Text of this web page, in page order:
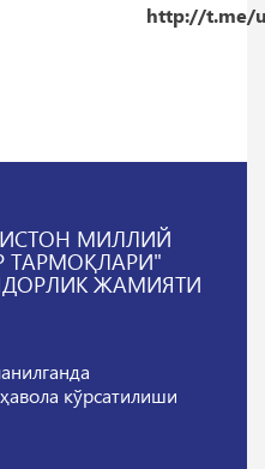
http://t.me/
МИЛЛИЙ
ТАРМОҚЛАРИ"
ЖАМИЯТИ
кўрсатилиши